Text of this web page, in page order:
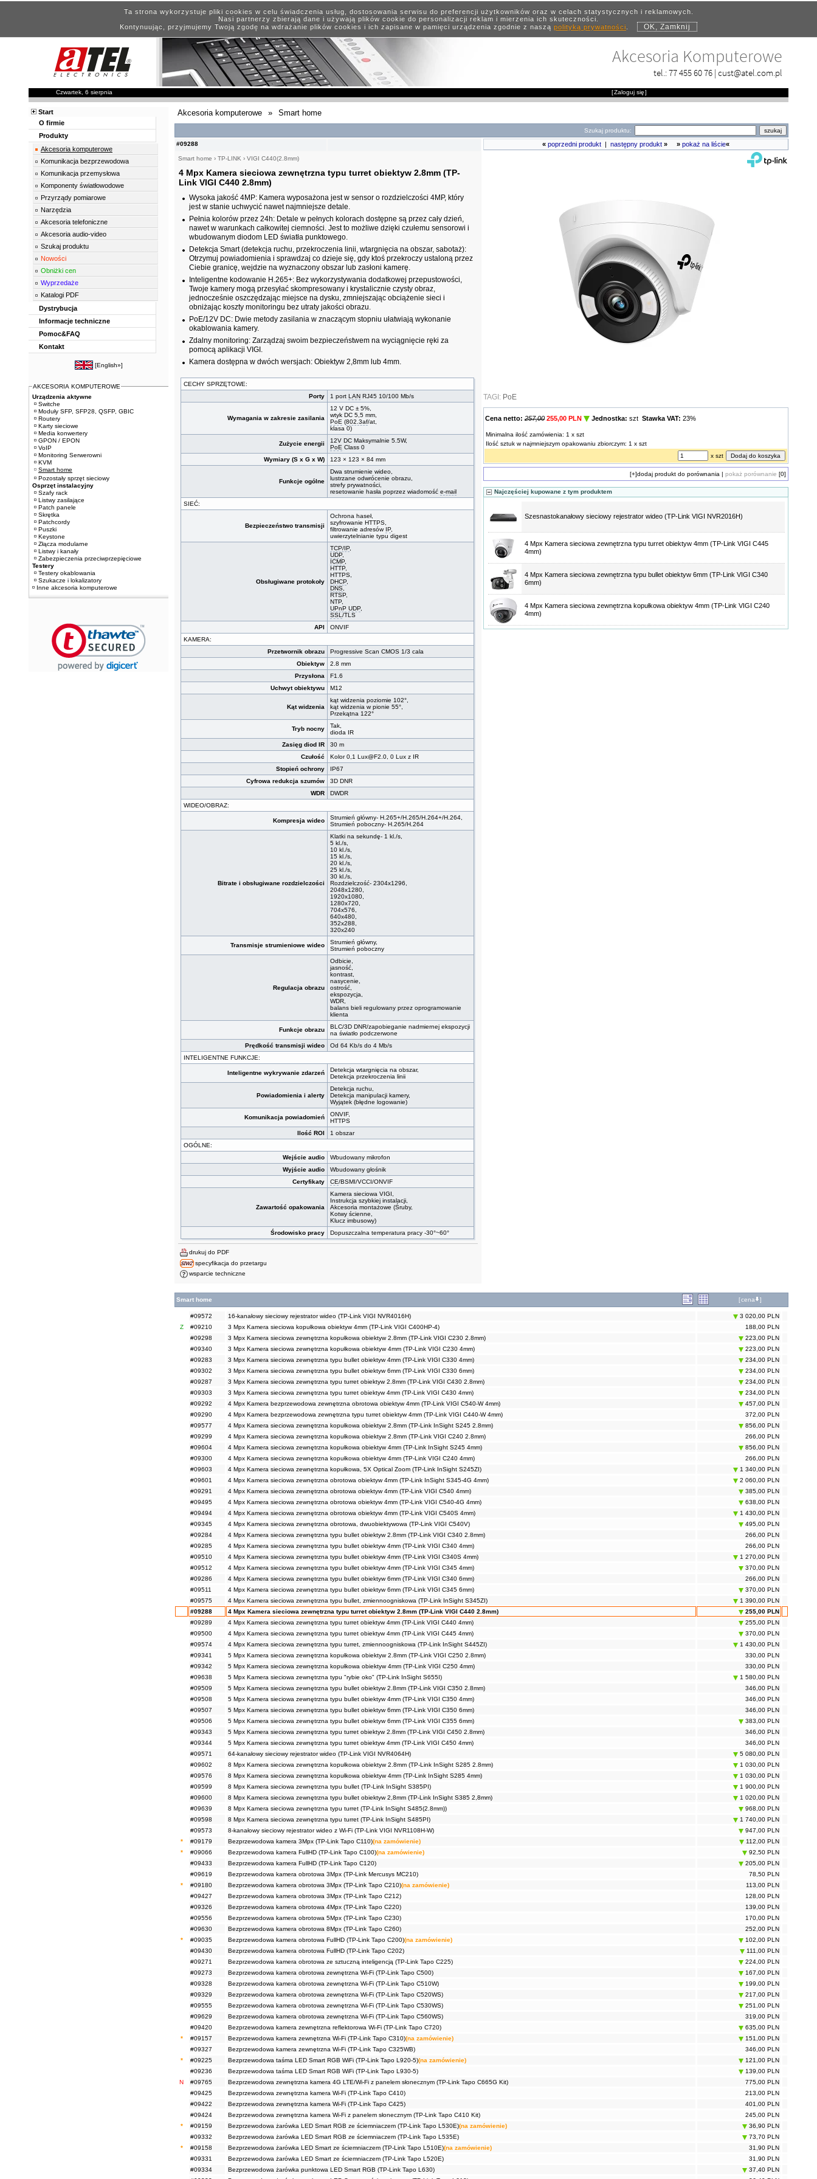
Ta strona wykorzystuje pliki cookies w celu świadczenia usług, dostosowania serwisu do preferencji użytkowników oraz w celach statystycznych i reklamowych.
Nasi partnerzy zbierają dane i używają plików cookie do personalizacji reklam i mierzenia ich skuteczności.
Kontynuując, przyjmujemy Twoją zgodę na wdrażanie plików cookies i ich zapisane w pamięci urządzenia zgodnie z naszą polityką prywatności. OK, Zamknij
Akcesoria Komputerowe
tel.:77 455 60 76 | cust@atel.com.pl
Czwartek, 6 sierpnia [Zaloguj się]
Akcesoria komputerowe » Smart home
Szukaj produktu:
#09288
Smart home › TP-LINK › VIGI C440(2.8mm)
4 Mpx Kamera sieciowa zewnętrzna typu turret obiektyw 2.8mm (TP-
Link VIGI C440 2.8mm)
Wysoka jakość 4MP: Kamera wyposażona jest w sensor o rozdzielczości 4MP, który
jest w stanie uchwycić nawet najmniejsze detale.
Pełnia kolorów przez 24h: Detale w pełnych kolorach dostępne są przez cały dzień,
nawet w warunkach całkowitej ciemności. Jest to możliwe dzięki czułemu sensorowi i
wbudowanym diodom LED światła punktowego.
Detekcja Smart (detekcja ruchu, przekroczenia linii, wtargnięcia na obszar, sabotaż):
Otrzymuj powiadomienia i sprawdzaj co dzieje się, gdy ktoś przekroczy ustaloną przez
Ciebie granicę, wejdzie na wyznaczony obszar lub zasłoni kamerę.
Inteligentne kodowanie H.265+: Bez wykorzystywania dodatkowej przepustowości,
Twoje kamery mogą przesyłać skompresowany i krystalicznie czysty obraz,
jednocześnie oszczędzając miejsce na dysku, zmniejszając obciążenie sieci i
obniżając koszty monitoringu bez utraty jakości obrazu.
PoE/12V DC: Dwie metody zasilania w znaczącym stopniu ułatwiają wykonanie
okablowania kamery.
Zdalny monitoring: Zarządzaj swoim bezpieczeństwem na wyciągnięcie ręki za
pomocą aplikacji VIGI.
Kamera dostępna w dwóch wersjach: Obiektyw 2,8mm lub 4mm.
CECHY SPRZĘTOWE:
Porty
1 port LAN RJ45 10/100 Mb/s
Wymagania w zakresie zasilania
12 V DC ± 5%,
wtyk DC 5,5 mm,
PoE (802.3af/at,
klasa 0)
Zużycie energii
12V DC Maksymalnie 5.5W,
PoE Class 0
Wymiary (S x G x W)
123 × 123 × 84 mm
Funkcje ogólne
Dwa strumienie wideo,
lustrzane odwrócenie obrazu,
strefy prywatności,
resetowanie hasła poprzez wiadomość e-mail
SIEĆ:
Bezpieczeństwo transmisji
Ochrona haseł,
szyfrowanie HTTPS,
filtrowanie adresów IP,
uwierzytelnianie typu digest
Obsługiwane protokoły
TCP/IP,
UDP,
ICMP,
HTTP,
HTTPS,
DHCP,
DNS,
RTSP,
NTP,
UPnP UDP,
SSL/TLS
API
ONVIF
KAMERA:
Przetwornik obrazu
Progressive Scan CMOS 1/3 cala
Obiektyw
2.8 mm
Przysłona
F1.6
Uchwyt obiektywu
M12
Kąt widzenia
kąt widzenia poziomie 102°,
kąt widzenia w pionie 55°,
Przekątna 122°
Tryb nocny
Tak,
dioda IR
Zasięg diod IR
30 m
Czułość
Kolor 0,1 Lux@F2.0, 0 Lux z IR
Stopień ochrony
IP67
Cyfrowa redukcja szumów
3D DNR
WDR
DWDR
WIDEO/OBRAZ:
Kompresja wideo
Strumień główny- H.265+/H.265/H.264+/H.264,
Strumień poboczny- H.265/H.264
Bitrate i obsługiwane rozdzielczości
Klatki na sekundę- 1 kl./s,
5 kl./s,
10 kl./s,
15 kl./s,
20 kl./s,
25 kl./s,
30 kl./s,
Rozdzielczość- 2304x1296,
2048x1280,
1920x1080,
1280x720,
704x576,
640x480,
352x288,
320x240
Transmisje strumieniowe wideo
Strumień główny,
Strumień poboczny
Regulacja obrazu
Odbicie,
jasność,
kontrast,
nasycenie,
ostrość,
ekspozycja,
WDR,
balans bieli regulowany przez oprogramowanie
klienta
Funkcje obrazu
BLC/3D DNR/zapobieganie nadmiernej ekspozycji
na światło podczerwone
Prędkość transmisji wideo
Od 64 Kb/s do 4 Mb/s
INTELIGENTNE FUNKCJE:
Inteligentne wykrywanie zdarzeń
Detekcja wtargnięcia na obszar,
Detekcja przekroczenia linii
Powiadomienia i alerty
Detekcja ruchu,
Detekcja manipulacji kamery,
Wyjątek (błędne logowanie)
Komunikacja powiadomień
ONVIF,
HTTPS
Ilość ROI
1 obszar
OGÓLNE:
Wejście audio
Wbudowany mikrofon
Wyjście audio
Wbudowany głośnik
Certyfikaty
CE/BSMI/VCCI/ONVIF
Zawartość opakowania
Kamera sieciowa VIGI,
Instrukcja szybkiej instalacji,
Akcesoria montażowe (Śruby,
Kotwy ścienne,
Klucz imbusowy)
Środowisko pracy
Dopuszczalna temperatura pracy -30°~60°
drukuj do PDF
specyfikacja do przetargu
wsparcie techniczne
« poprzedni produkt następny produkt » » pokaż na liście«
TAGI: PoE
Cena netto: 257,00 255,00 PLN Jednostka: szt Stawka VAT: 23%
Minimalna ilość zamówienia: 1 x szt
Ilość sztuk w najmniejszym opakowaniu zbiorczym: 1 x szt
x szt
[+]dodaj produkt do porównania | pokaż porównanie [0]
Najczęściej kupowane z tym produktem
Szesnastokanałowy sieciowy rejestrator wideo (TP-Link VIGI NVR2016H)
4 Mpx Kamera sieciowa zewnętrzna typu turret obiektyw 4mm (TP-Link VIGI C445
4mm)
4 Mpx Kamera sieciowa zewnętrzna typu bullet obiektyw 6mm (TP-Link VIGI C340
6mm)
4 Mpx Kamera sieciowa zewnętrzna kopułkowa obiektyw 4mm (TP-Link VIGI C240
4mm)
Smart home [cena ]
#09572 16-kanałowy sieciowy rejestrator wideo (TP-Link VIGI NVR4016H)
3 020,00 PLN
Z
#09210 3 Mpx Kamera sieciowa kopułkowa obiektyw 4mm (TP-Link VIGI C400HP-4)
188,00 PLN
#09298
3 Mpx Kamera sieciowa zewnętrzna kopułkowa obiektyw 2.8mm (TP-Link VIGI C230 2.8mm)
223,00 PLN
#09340
3 Mpx Kamera sieciowa zewnętrzna kopułkowa obiektyw 4mm (TP-Link VIGI C230 4mm)
223,00 PLN
#09283
3 Mpx Kamera sieciowa zewnętrzna typu bullet obiektyw 4mm (TP-Link VIGI C330 4mm)
234,00 PLN
#09302
3 Mpx Kamera sieciowa zewnętrzna typu bullet obiektyw 6mm (TP-Link VIGI C330 6mm)
234,00 PLN
#09287
3 Mpx Kamera sieciowa zewnętrzna typu turret obiektyw 2.8mm (TP-Link VIGI C430 2.8mm)
234,00 PLN
#09303
3 Mpx Kamera sieciowa zewnętrzna typu turret obiektyw 4mm (TP-Link VIGI C430 4mm)
234,00 PLN
#09292
4 Mpx Kamera bezprzewodowa zewnętrzna obrotowa obiektyw 4mm (TP-Link VIGI C540-W 4mm)
457,00 PLN
#09290
4 Mpx Kamera bezprzewodowa zewnętrzna typu turret obiektyw 4mm (TP-Link VIGI C440-W 4mm)
372,00 PLN
#09577
4 Mpx Kamera sieciowa zewnętrzna kopułkowa obiektyw 2.8mm (TP-Link InSight S245 2.8mm)
856,00 PLN
#09299
4 Mpx Kamera sieciowa zewnętrzna kopułkowa obiektyw 2.8mm (TP-Link VIGI C240 2.8mm)
266,00 PLN
#09604
4 Mpx Kamera sieciowa zewnętrzna kopułkowa obiektyw 4mm (TP-Link InSight S245 4mm)
856,00 PLN
#09300
4 Mpx Kamera sieciowa zewnętrzna kopułkowa obiektyw 4mm (TP-Link VIGI C240 4mm)
266,00 PLN
#09603
4 Mpx Kamera sieciowa zewnętrzna kopułkowa, 5X Optical Zoom (TP-Link InSight S245ZI)
1 340,00 PLN
#09601
4 Mpx Kamera sieciowa zewnętrzna obrotowa obiektyw 4mm (TP-Link InSight S345-4G 4mm)
2 060,00 PLN
#09291
4 Mpx Kamera sieciowa zewnętrzna obrotowa obiektyw 4mm (TP-Link VIGI C540 4mm)
385,00 PLN
#09495
4 Mpx Kamera sieciowa zewnętrzna obrotowa obiektyw 4mm (TP-Link VIGI C540-4G 4mm)
638,00 PLN
#09494
4 Mpx Kamera sieciowa zewnętrzna obrotowa obiektyw 4mm (TP-Link VIGI C540S 4mm)
1 430,00 PLN
#09345
4 Mpx Kamera sieciowa zewnętrzna obrotowa, dwuobiektywowa (TP-Link VIGI C540V)
495,00 PLN
#09284
4 Mpx Kamera sieciowa zewnętrzna typu bullet obiektyw 2.8mm (TP-Link VIGI C340 2.8mm)
266,00 PLN
#09285
4 Mpx Kamera sieciowa zewnętrzna typu bullet obiektyw 4mm (TP-Link VIGI C340 4mm)
266,00 PLN
#09510
4 Mpx Kamera sieciowa zewnętrzna typu bullet obiektyw 4mm (TP-Link VIGI C340S 4mm)
1 270,00 PLN
#09512
4 Mpx Kamera sieciowa zewnętrzna typu bullet obiektyw 4mm (TP-Link VIGI C345 4mm)
370,00 PLN
#09286
4 Mpx Kamera sieciowa zewnętrzna typu bullet obiektyw 6mm (TP-Link VIGI C340 6mm)
266,00 PLN
#09511
4 Mpx Kamera sieciowa zewnętrzna typu bullet obiektyw 6mm (TP-Link VIGI C345 6mm)
370,00 PLN
#09575
4 Mpx Kamera sieciowa zewnętrzna typu bullet, zmiennoogniskowa (TP-Link InSight S345ZI)
1 390,00 PLN
#09288
4 Mpx Kamera sieciowa zewnętrzna typu turret obiektyw 2.8mm (TP-Link VIGI C440 2.8mm)
255,00 PLN
#09289
4 Mpx Kamera sieciowa zewnętrzna typu turret obiektyw 4mm (TP-Link VIGI C440 4mm)
255,00 PLN
#09500
4 Mpx Kamera sieciowa zewnętrzna typu turret obiektyw 4mm (TP-Link VIGI C445 4mm)
370,00 PLN
#09574
4 Mpx Kamera sieciowa zewnętrzna typu turret, zmiennoogniskowa (TP-Link InSight S445ZI)
1 430,00 PLN
#09341
5 Mpx Kamera sieciowa zewnętrzna kopułkowa obiektyw 2.8mm (TP-Link VIGI C250 2.8mm)
330,00 PLN
#09342
5 Mpx Kamera sieciowa zewnętrzna kopułkowa obiektyw 4mm (TP-Link VIGI C250 4mm)
330,00 PLN
#09638
5 Mpx Kamera sieciowa zewnętrzna typu "rybie oko" (TP-Link InSight S655I)
1 580,00 PLN
#09509
5 Mpx Kamera sieciowa zewnętrzna typu bullet obiektyw 2.8mm (TP-Link VIGI C350 2.8mm)
346,00 PLN
#09508
5 Mpx Kamera sieciowa zewnętrzna typu bullet obiektyw 4mm (TP-Link VIGI C350 4mm)
346,00 PLN
#09507
5 Mpx Kamera sieciowa zewnętrzna typu bullet obiektyw 6mm (TP-Link VIGI C350 6mm)
346,00 PLN
#09506
5 Mpx Kamera sieciowa zewnętrzna typu bullet obiektyw 6mm (TP-Link VIGI C355 6mm)
383,00 PLN
#09343
5 Mpx Kamera sieciowa zewnętrzna typu turret obiektyw 2.8mm (TP-Link VIGI C450 2.8mm)
346,00 PLN
#09344
5 Mpx Kamera sieciowa zewnętrzna typu turret obiektyw 4mm (TP-Link VIGI C450 4mm)
346,00 PLN
#09571
64-kanałowy sieciowy rejestrator wideo (TP-Link VIGI NVR4064H)
5 080,00 PLN
#09602
8 Mpx Kamera sieciowa zewnętrzna kopułkowa obiektyw 2.8mm (TP-Link InSight S285 2.8mm)
1 030,00 PLN
#09576
8 Mpx Kamera sieciowa zewnętrzna kopułkowa obiektyw 4mm (TP-Link InSight S285 4mm)
1 030,00 PLN
#09599
8 Mpx Kamera sieciowa zewnętrzna typu bullet (TP-Link InSight S385PI)
1 900,00 PLN
#09600
8 Mpx Kamera sieciowa zewnętrzna typu bullet obiektyw 2,8mm (TP-Link InSight S385 2,8mm)
1 020,00 PLN
#09639
8 Mpx Kamera sieciowa zewnętrzna typu turret (TP-Link InSight S485(2.8mm))
968,00 PLN
#09598
8 Mpx Kamera sieciowa zewnętrzna typu turret (TP-Link InSight S485PI)
1 740,00 PLN
#09573
8-kanałowy sieciowy rejestrator wideo z Wi-Fi (TP-Link VIGI NVR1108H-W)
947,00 PLN
*
#09179 Bezprzewodowa kamera 3Mpx (TP-Link Tapo C110)(na zamówienie)
112,00 PLN
*
#09066 Bezprzewodowa kamera FullHD (TP-Link Tapo C100)(na zamówienie)
92,50 PLN
#09433
Bezprzewodowa kamera FullHD (TP-Link Tapo C120)
205,00 PLN
#09619
Bezprzewodowa kamera obrotowa 3Mpx (TP-Link Mercusys MC210)
78,50 PLN
*
#09180 Bezprzewodowa kamera obrotowa 3Mpx (TP-Link Tapo C210)(na zamówienie)
113,00 PLN
#09427
Bezprzewodowa kamera obrotowa 3Mpx (TP-Link Tapo C212)
128,00 PLN
#09326
Bezprzewodowa kamera obrotowa 4Mpx (TP-Link Tapo C220)
139,00 PLN
#09556
Bezprzewodowa kamera obrotowa 5Mpx (TP-Link Tapo C230)
170,00 PLN
#09630
Bezprzewodowa kamera obrotowa 8Mpx (TP-Link Tapo C260)
252,00 PLN
*
#09035 Bezprzewodowa kamera obrotowa FullHD (TP-Link Tapo C200)(na zamówienie)
102,00 PLN
#09430
Bezprzewodowa kamera obrotowa FullHD (TP-Link Tapo C202)
111,00 PLN
#09271
Bezprzewodowa kamera obrotowa ze sztuczną inteligencją (TP-Link Tapo C225)
224,00 PLN
#09273
Bezprzewodowa kamera obrotowa zewnętrzna Wi-Fi (TP-Link Tapo C500)
167,00 PLN
#09328
Bezprzewodowa kamera obrotowa zewnętrzna Wi-Fi (TP-Link Tapo C510W)
199,00 PLN
#09329
Bezprzewodowa kamera obrotowa zewnętrzna Wi-Fi (TP-Link Tapo C520WS)
217,00 PLN
#09555
Bezprzewodowa kamera obrotowa zewnętrzna Wi-Fi (TP-Link Tapo C530WS)
251,00 PLN
#09629
Bezprzewodowa kamera obrotowa zewnętrzna Wi-Fi (TP-Link Tapo C560WS)
319,00 PLN
#09420
Bezprzewodowa kamera zewnętrzna reflektorowa Wi-Fi (TP-Link Tapo C720)
635,00 PLN
*
#09157 Bezprzewodowa kamera zewnętrzna Wi-Fi (TP-Link Tapo C310)(na zamówienie)
151,00 PLN
#09327
Bezprzewodowa kamera zewnętrzna Wi-Fi (TP-Link Tapo C325WB)
346,00 PLN
*
#09225 Bezprzewodowa taśma LED Smart RGB WiFi (TP-Link Tapo L920-5)(na zamówienie)
121,00 PLN
#09236
Bezprzewodowa taśma LED Smart RGB WiFi (TP-Link Tapo L930-5)
139,00 PLN
N
#09765 Bezprzewodowa zewnętrzna kamera 4G LTE/Wi-Fi z panelem słonecznym (TP-Link Tapo C665G Kit)
775,00 PLN
#09425
Bezprzewodowa zewnętrzna kamera Wi-Fi (TP-Link Tapo C410)
213,00 PLN
#09422
Bezprzewodowa zewnętrzna kamera Wi-Fi (TP-Link Tapo C425)
401,00 PLN
#09424
Bezprzewodowa zewnętrzna kamera Wi-Fi z panelem słonecznym (TP-Link Tapo C410 Kit)
245,00 PLN
*
#09159 Bezprzewodowa żarówka LED Smart RGB ze ściemniaczem (TP-Link Tapo L530E)(na zamówienie)
36,90 PLN
#09332
Bezprzewodowa żarówka LED Smart RGB ze ściemniaczem (TP-Link Tapo L535E)
73,70 PLN
*
#09158 Bezprzewodowa żarówka LED Smart ze ściemniaczem (TP-Link Tapo L510E)(na zamówienie)
31,90 PLN
#09331
Bezprzewodowa żarówka LED Smart ze ściemniaczem (TP-Link Tapo L520E)
31,90 PLN
#09334
Bezprzewodowa żarówka punktowa LED Smart RGB (TP-Link Tapo L630)
37,40 PLN
Start
O firmie
Produkty
Akcesoria komputerowe
Komunikacja bezprzewodowa
Komunikacja przemysłowa
Komponenty światłowodowe
Przyrządy pomiarowe
Narzędzia
Akcesoria telefoniczne
Akcesoria audio-video
Szukaj produktu
Nowości
Obniżki cen
Wyprzedaże
Katalogi PDF
Dystrybucja
Informacje techniczne
Pomoc&FAQ
Kontakt
[English»]
AKCESORIA KOMPUTEROWE
Urządzenia aktywne
Switche
Moduły SFP, SFP28, QSFP, GBIC
Routery
Karty sieciowe
Media konwertery
GPON / EPON
VoIP
Monitoring Serwerowni
KVM
Smart home
Pozostały sprzęt sieciowy
Osprzęt instalacyjny
Szafy rack
Listwy zasilające
Patch panele
Skrętka
Patchcordy
Puszki
Keystone
Złącza modularne
Listwy i kanały
Zabezpieczenia przeciwprzepięciowe
Testery
Testery okablowania
Szukacze i lokalizatory
Inne akcesoria komputerowe